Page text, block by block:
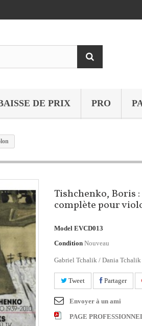
DE PRIX PRO
Tishchenko, Boris
complète pour
Model EVCD013
Condition Nouveau
Gabriel Tchalik / Dania Tchalik
Tweet Partager
Envoyer à un ami
PAGE